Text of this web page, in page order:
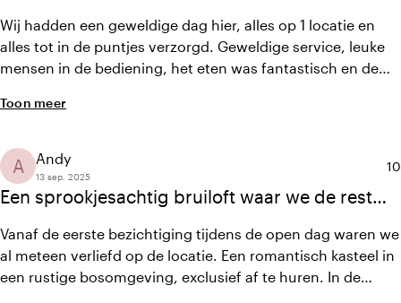
Wij hadden een geweldige dag hier, alles op 1 locatie en
alles tot in de puntjes verzorgd. Geweldige service, leuke
mensen in de bediening, het eten was fantastisch en de
meer gaan vergeten. We hebben echt geen stress ervaren
Wittenburg. Zou deze unieke locatie echt aan iedereen
aanraden.
Toon meer
Een sprookjesachtig bruiloft waar we de rest
A Andy
13 sep. 2025
10
Vanaf de eerste bezichtiging tijdens de open dag waren we
al meteen verliefd op de locatie. Een romantisch kasteel in
een rustige bosomgeving, exclusief af te huren. In de